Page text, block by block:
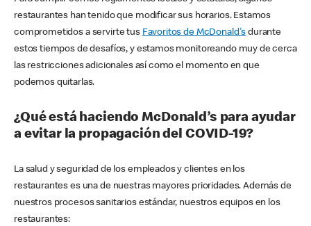
restaurantes han tenido que modificar sus horarios. Estamos
comprometidos a servirte tus Favoritos de McDonald's durante
estos tiempos de desafíos, y estamos monitoreando muy de cerca
las restricciones adicionales así como el momento en que
podemos quitarlas.
¿Qué está haciendo McDonald’s para ayudar
a evitar la propagación del COVID-19?
La salud y seguridad de los empleados y clientes en los
restaurantes es una de nuestras mayores prioridades. Además de
nuestros procesos sanitarios estándar, nuestros equipos en los
restaurantes: